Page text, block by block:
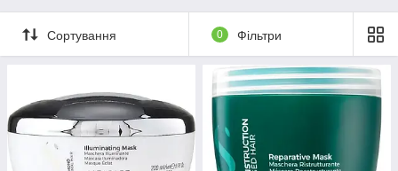
Сортування 0 Фільтри